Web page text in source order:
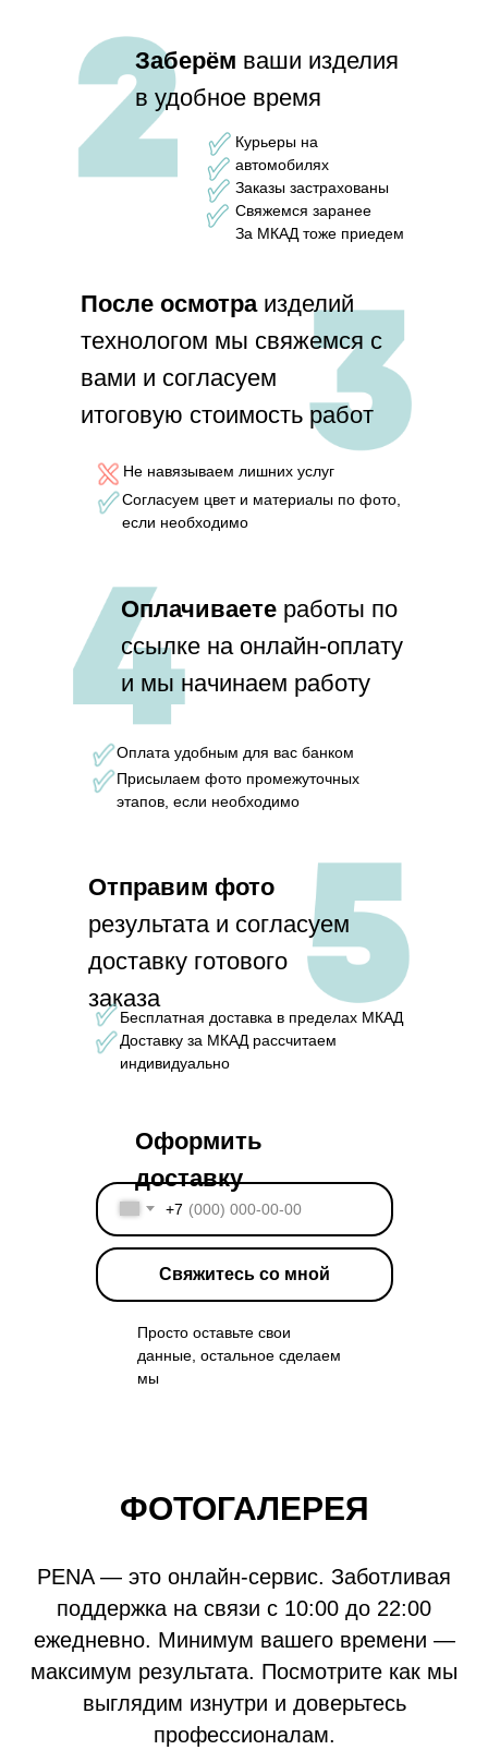
Курьеры на
автомобилях
Заказы застрахованы
Свяжемся заранее
За МКАД тоже приедем
Согласуем цвет и материалы по фото,
если необходимо
Не навязываем лишних услуг
Бесплатная доставка в пределах МКАД
Доставку за МКАД рассчитаем
индивидуально
Присылаем фото промежуточных
этапов, если необходимо
Оплата удобным для вас банком
+7
Свяжитесь со мной
Заберём ваши изделия
в удобное время
После осмотраизделий
технологом мы свяжемся с
вами и согласуем
итоговую стоимость работ
Оплачиваете работы по
ссылке на онлайн-оплату
и мы начинаем работу
Отправим фото
результата и согласуем
доставку готового
заказа
Оформить
доставку
Просто оставьте свои
данные, остальное сделаем
мы
ФОТОГАЛЕРЕЯ
PENA — это онлайн-сервис. Заботливая
поддержка на связи с 10:00 до 22:00
ежедневно. Минимум вашего времени —
максимум результата. Посмотрите как мы
выглядим изнутри и доверьтесь
профессионалам.